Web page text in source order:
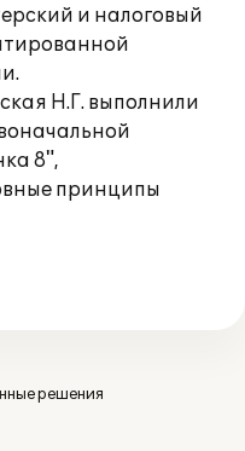
и налоговый
Н.Г. выполнили
8",
принципы
решения